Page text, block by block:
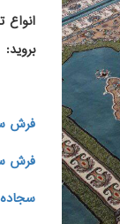
بروید:
فرش سجاده
فرش سجاده
سجاده فرش